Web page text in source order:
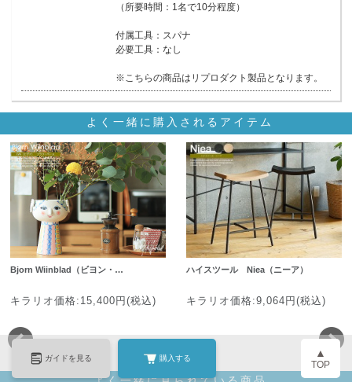
（所要時間：1名で10分程度）
付属工具：スパナ
必要工具：なし
※こちらの商品はリプロダクト製品となります。
よく一緒に購入されるアイテム
Bjorn Wiinblad（ビヨン・…
キラリオ価格:15,400円(税込)
ハイスツール Niea（ニーア）
キラリオ価格:9,064円(税込)
ガイドを見る 購入する ▲
TOP